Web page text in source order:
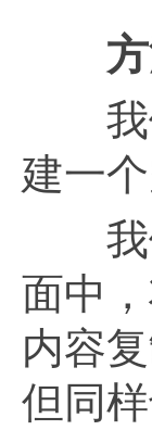
我们
建一
我们
面中
内容
但同